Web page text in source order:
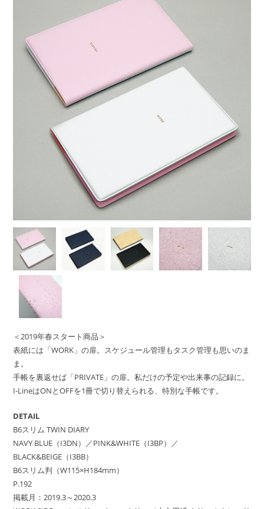
＜2019年春スタート商品＞
表紙には「WORK」の扉。スケジュール管理もタスク管理も思いのま
ま。
手帳を裏返せば「PRIVATE」の扉。私だけの予定や出来事の記録に。
I-LineはONとOFFを1冊で切り替えられる、特別な手帳です。
DETAIL
B6スリム TWIN DIARY
NAVY BLUE（I3DN）／PINK&WHITE（I3BP）／
BLACK&BEIGE（I3BB）
B6スリム判（W115×H184mm）
P.192
掲載月：2019.3～2020.3